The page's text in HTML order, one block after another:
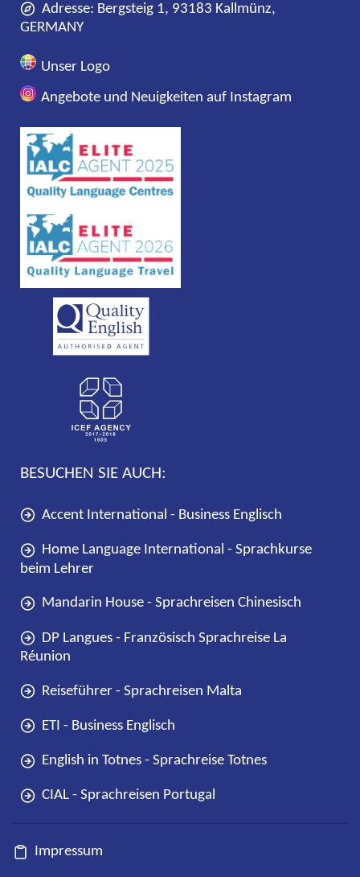
Impressum
Adresse: Bergsteig 1, 93183 Kallmünz,
GERMANY
Unser Logo
Angebote und Neuigkeiten auf Instagram
BESUCHEN SIE AUCH:
Accent International - Business Englisch
Home Language International - Sprachkurse
beim Lehrer
Mandarin House - Sprachreisen Chinesisch
DP Langues - Französisch Sprachreise La
Réunion
Reiseführer - Sprachreisen Malta
ETI - Business Englisch
English in Totnes - Sprachreise Totnes
CIAL - Sprachreisen Portugal